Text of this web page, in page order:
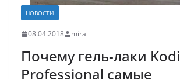
НОВОСТИ
08.04.2018 mira
Почему гель-лаки Kodi
Professional самые